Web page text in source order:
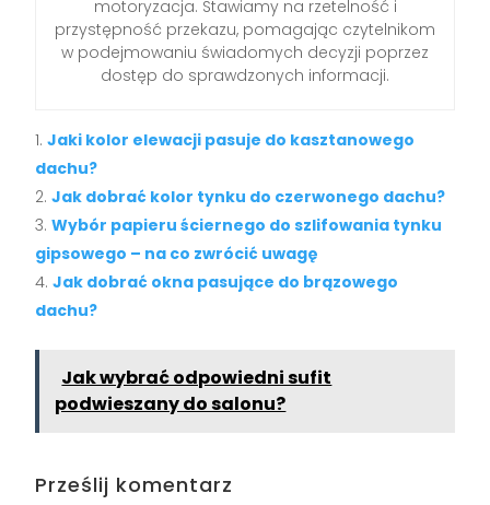
motoryzacja. Stawiamy na rzetelność i
przystępność przekazu, pomagając czytelnikom
w podejmowaniu świadomych decyzji poprzez
dostęp do sprawdzonych informacji.
Jaki kolor elewacji pasuje do kasztanowego
dachu?
Jak dobrać kolor tynku do czerwonego dachu?
Wybór papieru ściernego do szlifowania tynku
gipsowego – na co zwrócić uwagę
Jak dobrać okna pasujące do brązowego
dachu?
Jak wybrać odpowiedni sufit
podwieszany do salonu?
Prześlij komentarz